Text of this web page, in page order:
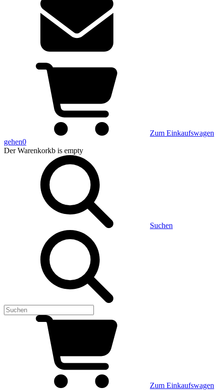
Zum Einkaufswagen
gehen0
Der Warenkorkb is empty
Suchen
Zum Einkaufswagen